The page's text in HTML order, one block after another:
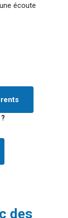
écoute
des